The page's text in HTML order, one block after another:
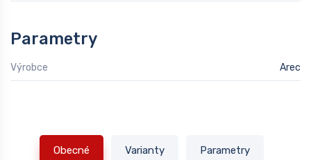
Parametry
Výrobce Arec
Obecné Varianty Parametry